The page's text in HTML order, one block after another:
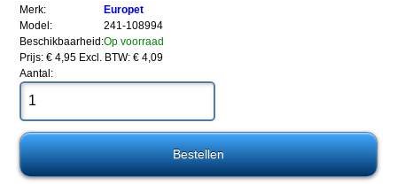
&
Rock
30x60cm
Europet
Foto
Merk:
Europet
Model:
241-108994
Beschikbaarheid:Op voorraad
Prijs: € 4,95 Excl. BTW: € 4,09
Aantal: